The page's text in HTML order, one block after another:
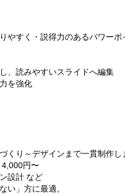
やすく・説得力のあるパワーポ
、読みやすいスライドへ編集
を強化
くり～デザインまで一貫制作し
円〜
設計 など
い」方に最適。